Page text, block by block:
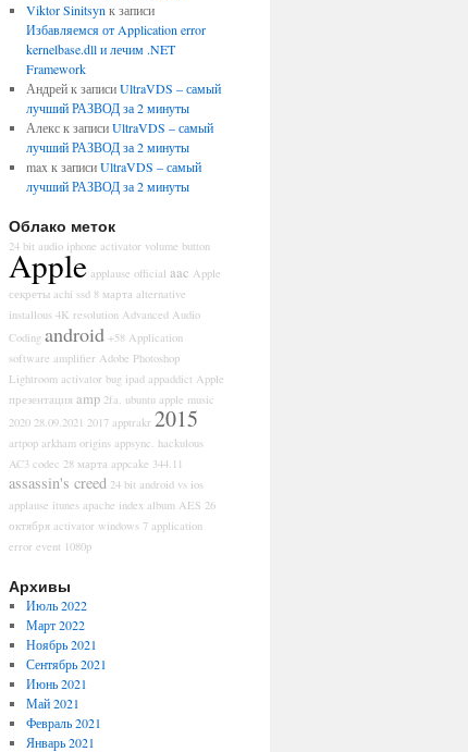
Viktor Sinitsyn к записи
Избавляемся от Application error
kernelbase.dll и лечим .NET
Framework
Андрейк записиUltraVDS – самый
лучший РАЗВОД за 2 минуты
Алекск записиUltraVDS – самый
лучший РАЗВОД за 2 минуты
max к записиUltraVDS – самый
лучший РАЗВОД за 2 минуты
Облако меток
24 bit audio iphone activator volume button
Apple applause official aac Apple
секреты achi ssd 8 марта alternative
installous 4K resolution Advanced Audio
Coding android +58 Application
software amplifier Adobe Photoshop
Lightroom activator bug ipad appaddict Apple
презентация amp 2fa. ubuntu apple music
2020 28.09.2021 2017 apptrakr 2015
artpop arkham origins appsync. hackulous
AC3 codec 28 марта appcake 344.11
assassin's creed 24 bit android vs ios
applause itunes apache index album AES 26
октября activator windows 7 application
error event 1080p
Архивы
Июль 2022
Март 2022
Ноябрь 2021
Сентябрь 2021
Июнь 2021
Май 2021
Февраль 2021
Январь 2021